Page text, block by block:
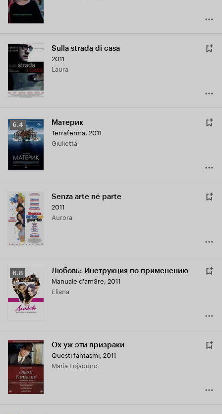
Sulla strada di casa
2011
Laura
Рейтинг
Кинопоиска
6.4
6.4 Материк
Terraferma, 2011
Giulietta
Senza arte né parte
2011
Aurora
Рейтинг
Кинопоиска
6.8
6.8 Любовь: Инструкция по применению
Manuale d'am3re, 2011
Eliana
Ох уж эти призраки
Questi fantasmi, 2011
Maria Lojacono